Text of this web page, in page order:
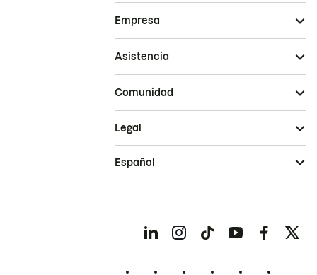
Empresa
Asistencia
Comunidad
Legal
Español